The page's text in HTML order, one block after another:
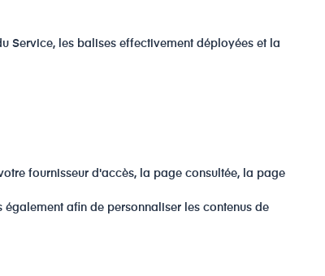
Service, les balises effectivement déployées et la
fournisseur d'accès, la page consultée, la page
afin de personnaliser les contenus de